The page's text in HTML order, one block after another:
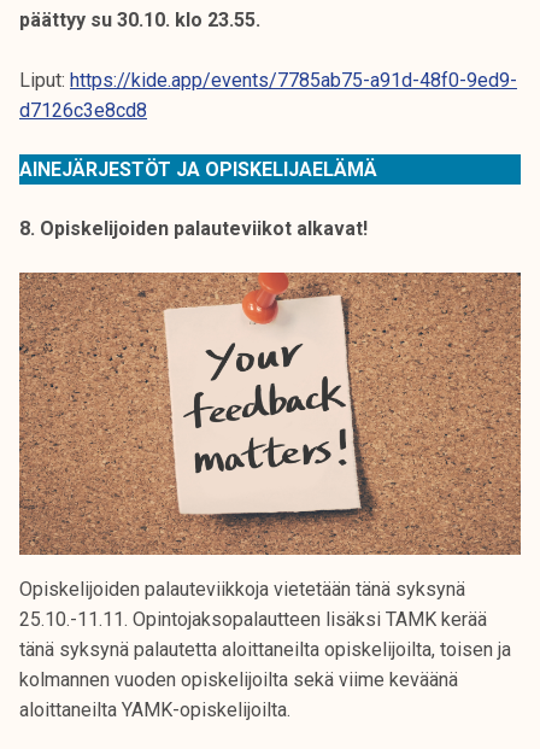
päättyy su 30.10. klo 23.55.
Liput: https://kide.app/events/7785ab75-a91d-48f0-9ed9-
d7126c3e8cd8
AINEJÄRJESTÖT JA OPISKELIJAELÄMÄ
8. Opiskelijoiden palauteviikot alkavat!
Opiskelijoiden palauteviikkoja vietetään tänä syksynä
25.10.-11.11. Opintojaksopalautteen lisäksi TAMK kerää
tänä syksynä palautetta aloittaneilta opiskelijoilta, toisen ja
kolmannen vuoden opiskelijoilta sekä viime keväänä
aloittaneilta YAMK-opiskelijoilta.